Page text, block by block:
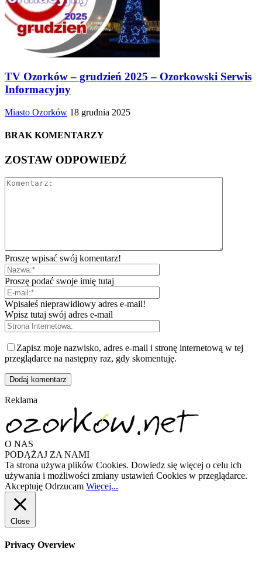
TV Ozorków – grudzień 2025 – Ozorkowski Serwis
Informacyjny
Miasto Ozorków 18 grudnia 2025
BRAK KOMENTARZY
ZOSTAW ODPOWIEDŹ
Proszę wpisać swój komentarz!
Proszę podać swoje imię tutaj
Wpisałeś nieprawidłowy adres e-mail!
Wpisz tutaj swój adres e-mail
Zapisz moje nazwisko, adres e-mail i stronę internetową w tej
przeglądarce na następny raz, gdy skomentuję.
Reklama
O NAS
PODĄŻAJ ZA NAMI
Ta strona używa plików Cookies. Dowiedz się więcej o celu ich
używania i możliwości zmiany ustawień Cookies w przeglądarce.
Akceptuję Odrzucam Więcej...
Close
Privacy Overview